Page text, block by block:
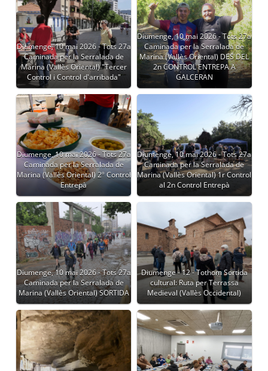
Diumenge, 10 mai 2026 - Tots 27a
Caminada per la Serralada de
Marina (Vallès Oriental) "Tercer
Control i Control d'arribada"
Diumenge, 10 mai 2026 - Tots 27a
Caminada per la Serralada de
Marina (Vallès Oriental) DES DEL
2n CONTROL ENTREPA A
GALCERAN
Diumenge, 10 mai 2026 - Tots 27a
Caminada per la Serralada de
Marina (Vallès Oriental) 2º Control
Entrepà
Diumenge, 10 mai 2026 - Tots 27a
Caminada per la Serralada de
Marina (Vallès Oriental) 1r Control
al 2n Control Entrepà
Diumenge, 10 mai 2026 - Tots 27a
Caminada per la Serralada de
Marina (Vallès Oriental) SORTIDA
Diumenge - 12 - Tothom Sortida
cultural: Ruta per Terrassa
Medieval (Vallès Occidental)